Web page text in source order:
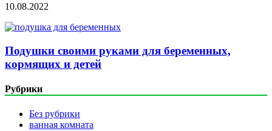
10.08.2022
Подушки своими руками для беременных,
кормящих и детей
Рубрики
Без рубрики
ванная комната